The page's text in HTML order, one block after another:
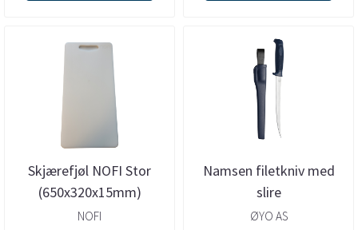
Skjærefjøl NOFI Stor
(650x320x15mm)
NOFI
Namsen filetkniv med
slire
ØYO AS